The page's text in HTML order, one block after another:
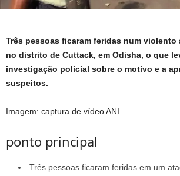
Três pessoas ficaram feridas num violento
no distrito de Cuttack, em Odisha, o que
investigação policial sobre o motivo e a
suspeitos.
Imagem: captura de vídeo ANI
ponto principal
Três pessoas ficaram feridas em um